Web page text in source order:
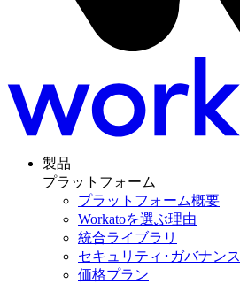
製品
プラットフォーム
プラットフォーム概要
Workatoを選ぶ理由
統合ライブラリ
セキュリティ･ガバナンス
価格プラン